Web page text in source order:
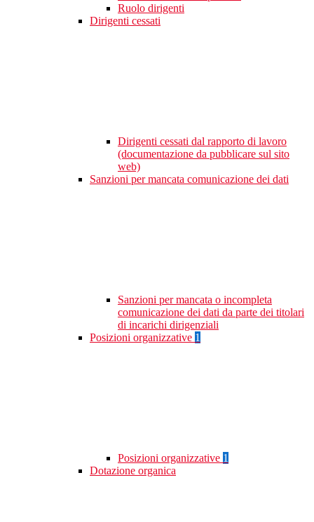
Ruolo dirigenti
Dirigenti cessati
Dirigenti cessati dal rapporto di lavoro
(documentazione da pubblicare sul sito
web)
Sanzioni per mancata comunicazione dei dati
Sanzioni per mancata o incompleta
comunicazione dei dati da parte dei titolari
di incarichi dirigenziali
Posizioni organizzative 1
Posizioni organizzative 1
Dotazione organica